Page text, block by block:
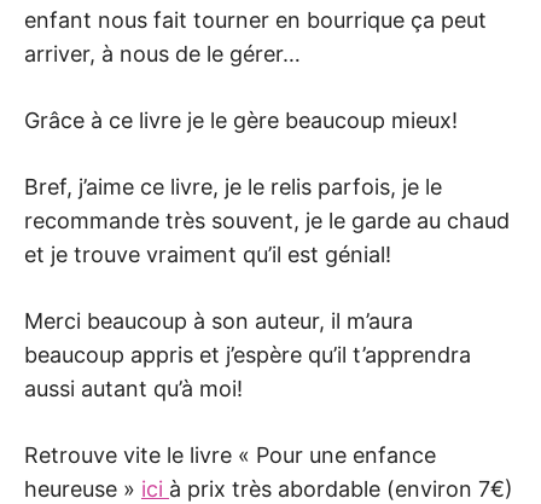
enfant nous fait tourner en bourrique ça peut
arriver, à nous de le gérer…
Grâce à ce livre je le gère beaucoup mieux!
Bref, j’aime ce livre, je le relis parfois, je le
recommande très souvent, je le garde au chaud
et je trouve vraiment qu’il est génial!
Merci beaucoup à son auteur, il m’aura
beaucoup appris et j’espère qu’il t’apprendra
aussi autant qu’à moi!
Retrouve vite le livre « Pour une enfance
heureuse » ici à prix très abordable (environ 7€)